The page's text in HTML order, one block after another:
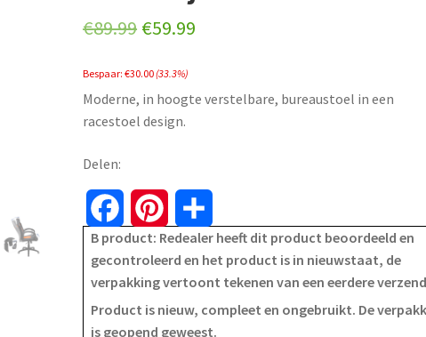
€89.99 Original
was:
€89.99.
€59.99
is:
Bespaar:€30.00(33.3%)
Moderne, in hoogte verstelbare, bureaustoel in een
racestoel design.
Delen:
a
c
e
i
n
t
h
a
r
B product: Redealer heeft dit product beoordeeld en
gecontroleerd en het product is in nieuwstaat, de
verpakking vertoont tekenen van een eerdere
Product is nieuw, compleet en ongebruikt. De
is geopend geweest.